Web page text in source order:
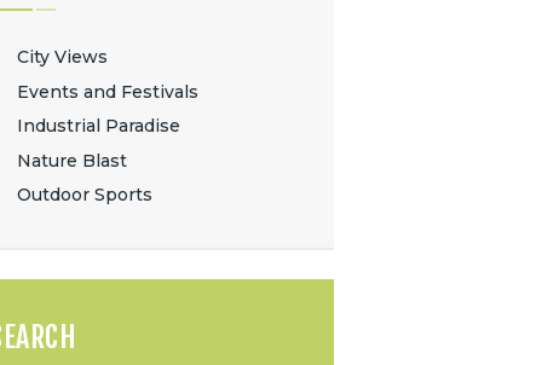
City Views
Events and Festivals
Industrial Paradise
Nature Blast
Outdoor Sports